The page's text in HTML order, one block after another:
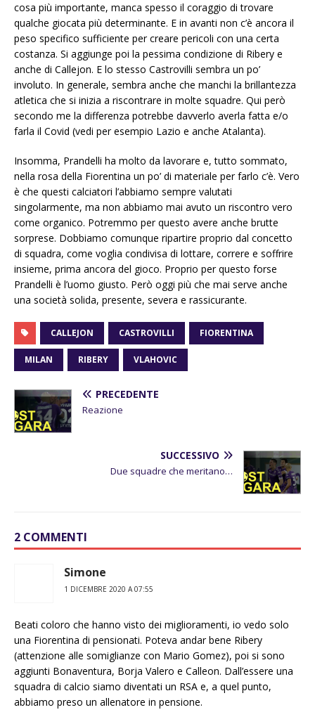
cosa più importante, manca spesso il coraggio di trovare
qualche giocata più determinante. E in avanti non c’è ancora il
peso specifico sufficiente per creare pericoli con una certa
costanza. Si aggiunge poi la pessima condizione di Ribery e
anche di Callejon. E lo stesso Castrovilli sembra un po’
involuto. In generale, sembra anche che manchi la brillantezza
atletica che si inizia a riscontrare in molte squadre. Qui però
secondo me la differenza potrebbe davverlo averla fatta e/o
farla il Covid (vedi per esempio Lazio e anche Atalanta).
Insomma, Prandelli ha molto da lavorare e, tutto sommato,
nella rosa della Fiorentina un po’ di materiale per farlo c’è. Vero
è che questi calciatori l’abbiamo sempre valutati
singolarmente, ma non abbiamo mai avuto un riscontro vero
come organico. Potremmo per questo avere anche brutte
sorprese. Dobbiamo comunque ripartire proprio dal concetto
di squadra, come voglia condivisa di lottare, correre e soffrire
insieme, prima ancora del gioco. Proprio per questo forse
Prandelli è l’uomo giusto. Però oggi più che mai serve anche
una società solida, presente, severa e rassicurante.
CALLEJON CASTROVILLI FIORENTINA
MILAN RIBERY VLAHOVIC
PRECEDENTE
Reazione
SUCCESSIVO
Due squadre che meritano…
2 COMMENTI
Simone
1 DICEMBRE 2020 A 07:55
Beati coloro che hanno visto dei miglioramenti, io vedo solo
una Fiorentina di pensionati. Poteva andar bene Ribery
(attenzione alle somiglianze con Mario Gomez), poi si sono
aggiunti Bonaventura, Borja Valero e Calleon. Dall’essere una
squadra di calcio siamo diventati un RSA e, a quel punto,
abbiamo preso un allenatore in pensione.